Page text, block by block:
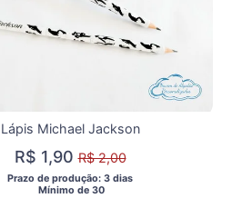
Lápis Michael Jackson
R$ 1,90R$ 2,00
Prazo de produção: 3 dias
  Mínimo de 30